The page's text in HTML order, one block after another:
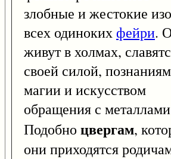
злобные и жестокие изо
всех одинокихфейри.
живут в холмах,
своей силой,
магии и искусством
обращения с
Подобно цвергам,
они приходятся